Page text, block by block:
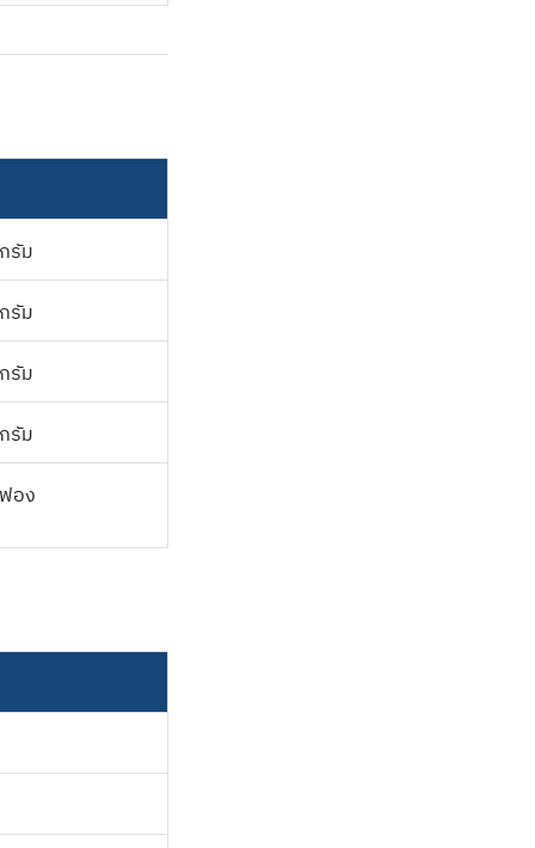
กรัม
กรัม
กรัม
กรัม
ฟอง